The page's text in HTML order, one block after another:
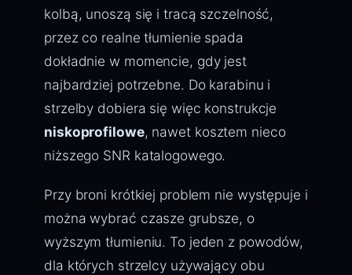
kolbą, unoszą się i tracą szczelność,
przez co realne tłumienie spada
dokładnie w momencie, gdy jest
najbardziej potrzebne. Do karabinu i
strzelby dobiera się więc konstrukcje
niskoprofilowe, nawet kosztem nieco
niższego SNR katalogowego.
Przy broni krótkiej problem nie występuje i
można wybrać czasze grubsze, o
wyższym tłumieniu. To jeden z powodów,
dla których strzelcy używający obu